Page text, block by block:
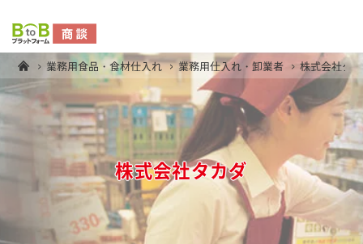
業務用食品・食材仕入れ 業務用仕入れ・卸業者 株式会社タ
株式会社タカダ